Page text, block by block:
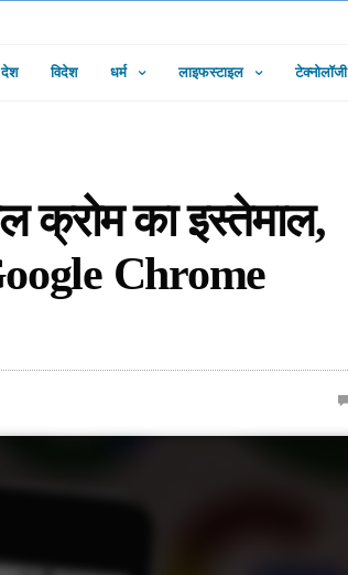
देश विदेश धर्म लाइफस्टाइल टेक्नोलॉजी
क्रोम का इस्तेमाल,
Chrome